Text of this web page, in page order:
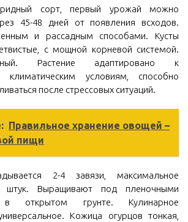
сорт, первый урожай можно
45-48 дней от появления всходов.
и рассадным способами. Кусты
с мощной корневой системой.
Растение адаптировано к
климатическим условиям, способно
после стрессовых ситуаций.
Правильное хранение овощей –
пищи
2-4 завязи, максимальное
штук. Выращивают под пленочными
открытом грунте. Кулинарное
Кожица огурцов тонкая,